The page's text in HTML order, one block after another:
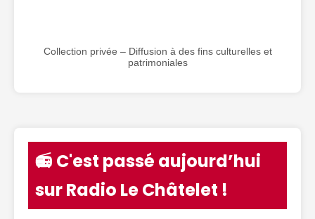
Collection privée – Diffusion à des fins culturelles et
patrimoniales
📻 C'est passé aujourd’hui
sur Radio Le Châtelet !